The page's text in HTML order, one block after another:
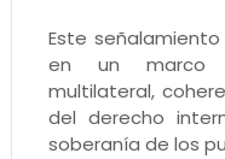
Este
en un marco
multilateral,
del derecho
soberanía de los